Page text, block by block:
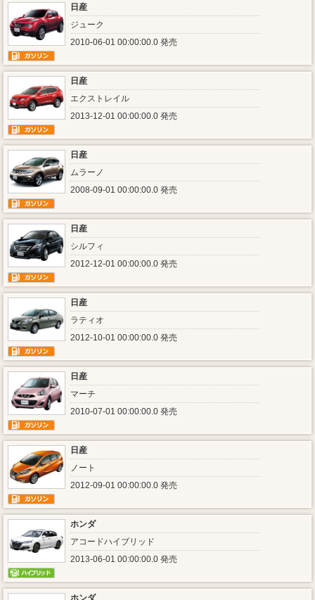
日産
ジューク
2010-06-01 00:00:00.0 発売
日産
エクストレイル
2013-12-01 00:00:00.0 発売
日産
ムラーノ
2008-09-01 00:00:00.0 発売
日産
シルフィ
2012-12-01 00:00:00.0 発売
日産
ラティオ
2012-10-01 00:00:00.0 発売
日産
マーチ
2010-07-01 00:00:00.0 発売
日産
ノート
2012-09-01 00:00:00.0 発売
ホンダ
アコードハイブリッド
2013-06-01 00:00:00.0 発売
ホンダ